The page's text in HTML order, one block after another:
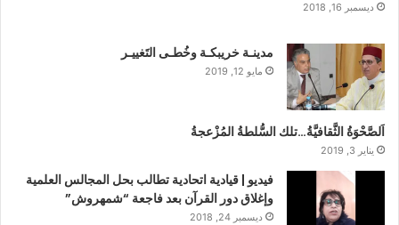
ديسمبر 16, 2018
مدينـة خريبكـة وخُطـى التَغييـر
مايو 12, 2019
اَلصَّحْوَةُ الثَّقافيَّةُ…تلك السُّلطةُ المُزْعجةُ
يناير 3, 2019
فيديو | قيادية اتحادية تطالب بحل المجالس العلمية
وإغلاق دور القرآن بعد فاجعة “شمهروش”
ديسمبر 24, 2018